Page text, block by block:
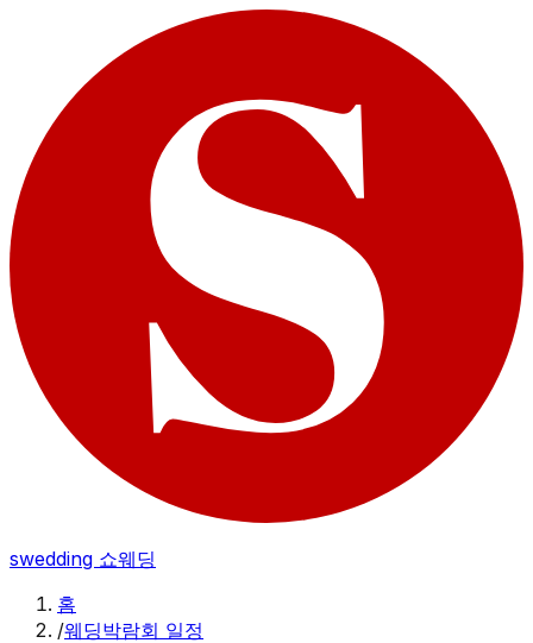
swedding 쇼웨딩
홈
/웨딩박람회 일정